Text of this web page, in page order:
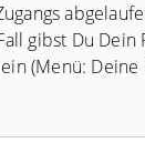
gibst Du Dein
(Menü: Deine